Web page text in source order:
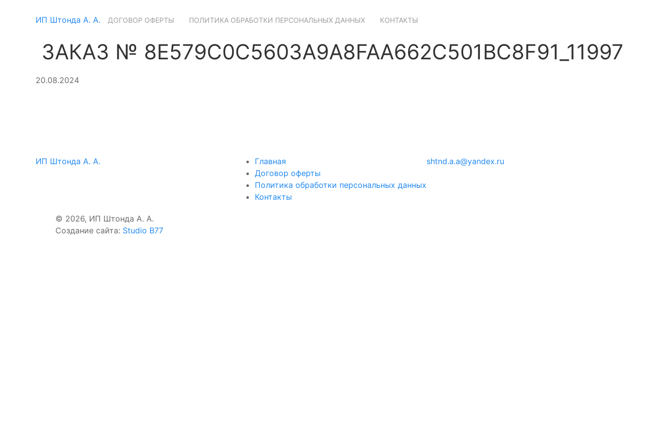
ИП Штонда А. А. ДОГОВОР ОФЕРТЫ ПОЛИТИКА ОБРАБОТКИ ПЕРСОНАЛЬНЫХ ДАННЫХ КОНТАКТЫ
ЗАКАЗ № 8E579C0C5603A9A8FAA662C501BC8F91_11997
20.08.2024
ИП Штонда А. А.
Главная
Договор оферты
Политика обработки персональных данных
Контакты
shtnd.a.a@yandex.ru
© 2026, ИП Штонда А. А.
Создание сайта: Studio B77